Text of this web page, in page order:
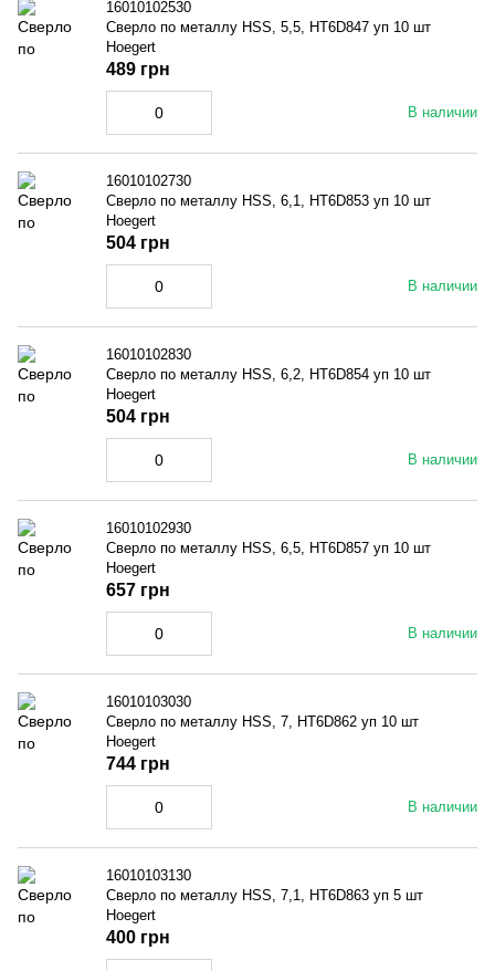
16010102530
Сверло по металлу HSS, 5,5, HT6D847 уп 10 шт
Hoegert
В наличии
489 грн
16010102730
Сверло по металлу HSS, 6,1, HT6D853 уп 10 шт
Hoegert
В наличии
504 грн
16010102830
Сверло по металлу HSS, 6,2, HT6D854 уп 10 шт
Hoegert
В наличии
504 грн
16010102930
Сверло по металлу HSS, 6,5, HT6D857 уп 10 шт
Hoegert
В наличии
657 грн
16010103030
Сверло по металлу HSS, 7, HT6D862 уп 10 шт
Hoegert
В наличии
744 грн
16010103130
Сверло по металлу HSS, 7,1, HT6D863 уп 5 шт
Hoegert
400 грн